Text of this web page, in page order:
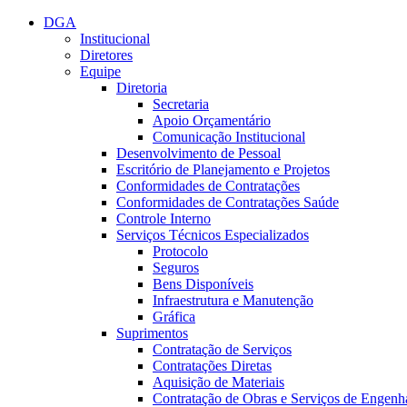
Conteúdo principal
DGA
Institucional
Diretores
Equipe
Diretoria
Secretaria
Apoio Orçamentário
Comunicação Institucional
Desenvolvimento de Pessoal
Escritório de Planejamento e Projetos
Conformidades de Contratações
Conformidades de Contratações Saúde
Controle Interno
Serviços Técnicos Especializados
Protocolo
Seguros
Bens Disponíveis
Infraestrutura e Manutenção
Gráfica
Suprimentos
Contratação de Serviços
Contratações Diretas
Aquisição de Materiais
Contratação de Obras e Serviços de